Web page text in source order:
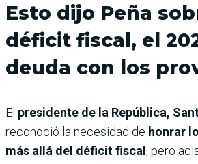
Esto dijo Peña
déficit fiscal, el
deuda con los
El presidente de la República,
reconoció la necesidad de honrar
más allá del déficit fiscal , pero